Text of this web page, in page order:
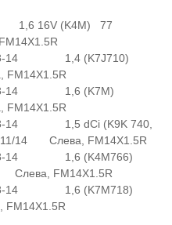
16V (K4M) 77
08-14 1,4 (K7J710)
08-14 1,6 (K7M)
14 1,5 dCi (K9K 740,
14 Слева, FM14X1.5R
14 1,6 (K4M766)
FM14X1.5R
14 1,6 (K7M718)